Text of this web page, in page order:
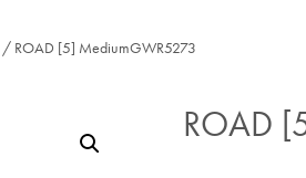
/ ROAD [5] MediumGWR5273
ROAD